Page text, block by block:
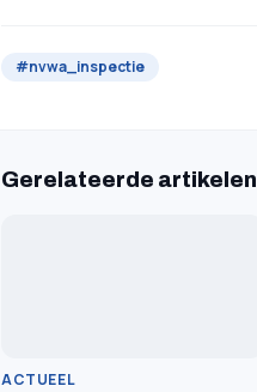
#nvwa_inspectie
Gerelateerde artikelen
ACTUEEL